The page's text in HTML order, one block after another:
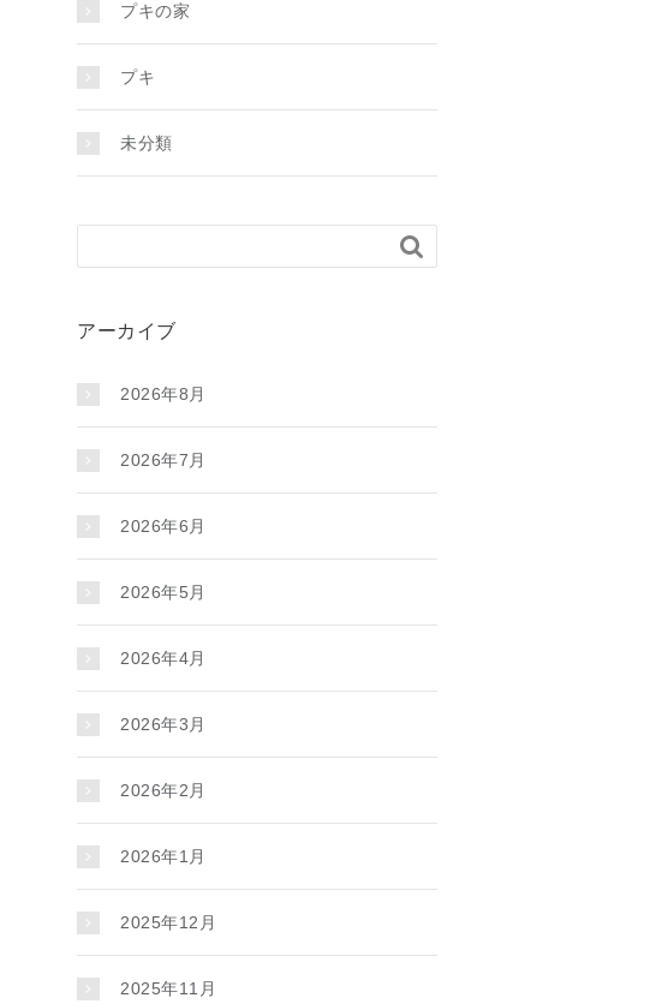
プキの家
プキ
未分類

アーカイブ
2026年8月
2026年7月
2026年6月
2026年5月
2026年4月
2026年3月
2026年2月
2026年1月
2025年12月
2025年11月